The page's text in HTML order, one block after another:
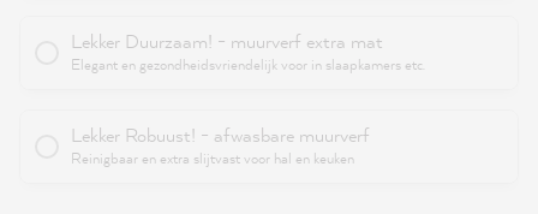
Lekker Duurzaam! - muurverf extra mat
Elegant en gezondheidsvriendelijk voor in slaapkamers etc.
Lekker Robuust! - afwasbare muurverf
Reinigbaar en extra slijtvast voor hal en keuken